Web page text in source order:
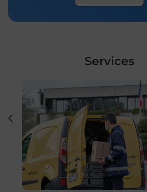
Services
En savoir plus